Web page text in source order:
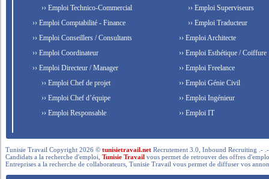
›› Emploi Technico-Commercial
›› Emploi Comptabilité - Finance
›› Emploi Conseillers / Consultants
›› Emploi Coordinateur
›› Emploi Directeur / Manager
›› Emploi Chef de projet
›› Emploi Chef d’équipe
›› Emploi Responsable
›› Emploi Superviseurs
›› Emploi Traducteur
›› Emploi Architecte
›› Emploi Esthétique / Coiffure
›› Emploi Freelance
›› Emploi Génie Civil
›› Emploi Ingénieur
›› Emploi IT
Tunisie Travail Copyright 2026 ©tunisietravail.net Recrutement 3.0, Inbound Recruiting .-
Candidats a la recherche d'emploi,Tunisie Travail vous permet de retrouver des offres
Entreprises a la recherche de collaborateurs, Tunisie Travail vous permet de diffuser vos